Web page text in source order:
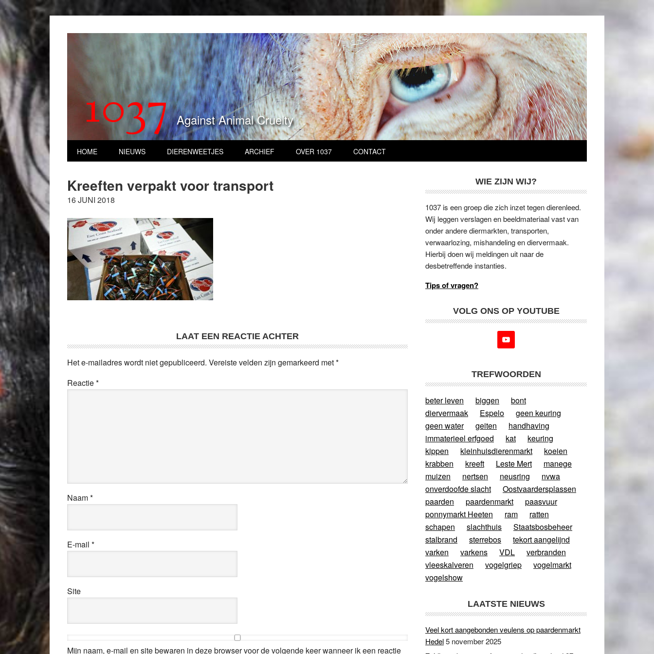
1037 Against Animal Cruelty
HOME NIEUWS DIERENWEETJES ARCHIEF OVER 1037 CONTACT
Kreeften verpakt voor transport
16 JUNI 2018
LAAT EEN REACTIE ACHTER
Het e-mailadres wordt niet gepubliceerd. Vereiste velden zijn gemarkeerd met*
Reactie*
Naam*
E-mail *
Site
Mijn naam, e-mail en site bewaren in deze browser voor de volgende keer wanneer ik een reactie
WIE ZIJN WIJ?
1037 is een groep die zich inzet tegen dierenleed.
Wij leggen verslagen en beeldmateriaal vast van
onder andere diermarkten, transporten,
verwaarlozing, mishandeling en diervermaak.
Hierbij doen wij meldingen uit naar de
desbetreffende instanties.
Tips of vragen?
VOLG ONS OP YOUTUBE
TREFWOORDEN
beter leven biggen
bont
diervermaak
Espelo
geen keuring
geen water
geiten
handhaving
immaterieel erfgoed
kat
keuring
kippen
kleinhuisdierenmarkt
koeien
krabben
kreeft Leste Mert
manege
muizen
nertsen neusring
nvwa
onverdoofde slacht
Oostvaardersplassen
paarden
paardenmarkt
paasvuur
ponnymarkt Heeten
ram
ratten
schapen
slachthuis
Staatsbosbeheer
stalbrand
sterrebos
tekort aangelijnd
varken
varkens VDL
verbranden
vleeskalveren
vogelgriep
vogelmarkt
vogelshow
LAATSTE NIEUWS
Veel kort aangebonden veulens op paardenmarkt
Hedel5 november 2025